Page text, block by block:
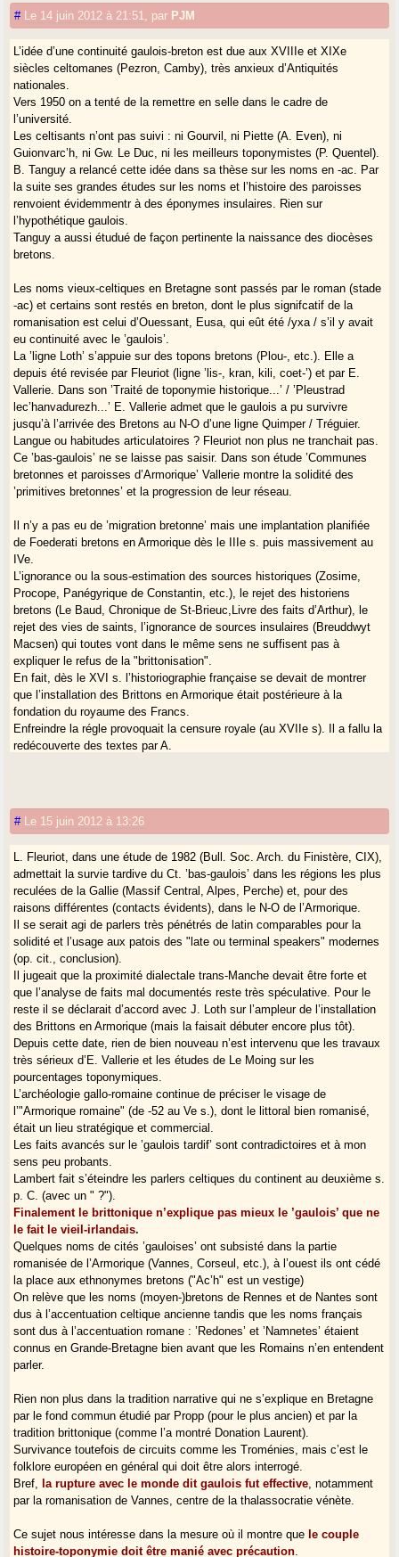
# Le 14 juin 2012 à 21:51 par PJM
L’idée d’une continuité gaulois-breton est due aux XVIIIe et XIXe
siècles celtomanes (Pezron, Camby), très anxieux d’Antiquités
nationales.
Vers 1950 on a tenté de la remettre en selle dans le cadre de
l’université.
Les celtisants n’ont pas suivi : ni Gourvil, ni Piette (A. Even), ni
Guionvarc’h, ni Gw. Le Duc, ni les meilleurs toponymistes (P. Quentel).
B. Tanguy a relancé cette idée dans sa thèse sur les noms en -ac. Par
la suite ses grandes études sur les noms et l’histoire des paroisses
renvoient évidemmentr à des éponymes insulaires. Rien sur
l’hypothétique gaulois.
Tanguy a aussi étudué de façon pertinente la naissance des diocèses
bretons.
Les noms vieux-celtiques en Bretagne sont passés par le roman (stade
-ac) et certains sont restés en breton, dont le plus signifcatif de la
romanisation est celui d’Ouessant, Eusa, qui eût été /yxa / s’il y avait
eu continuité avec le ’gaulois’.
La ’ligne Loth’ s’appuie sur des topons bretons (Plou-, etc.). Elle a
depuis été revisée par Fleuriot (ligne ’lis-, kran, kili, coet-’) et par E.
Vallerie. Dans son ’Traité de toponymie historique...’ / ’Pleustrad
lec’hanvadurezh...’ E. Vallerie admet que le gaulois a pu survivre
jusqu’à l’arrivée des Bretons au N-O d’une ligne Quimper / Tréguier.
Langue ou habitudes articulatoires ? Fleuriot non plus ne tranchait pas.
Ce ’bas-gaulois’ ne se laisse pas saisir. Dans son étude ’Communes
bretonnes et paroisses d’Armorique’ Vallerie montre la solidité des
’primitives bretonnes’ et la progression de leur réseau.
Il n’y a pas eu de ’migration bretonne’ mais une implantation planifiée
de Foederati bretons en Armorique dès le IIIe s. puis massivement au
IVe.
L’ignorance ou la sous-estimation des sources historiques (Zosime,
Procope, Panégyrique de Constantin, etc.), le rejet des historiens
bretons (Le Baud, Chronique de St-Brieuc,Livre des faits d’Arthur), le
rejet des vies de saints, l’ignorance de sources insulaires (Breuddwyt
Macsen) qui toutes vont dans le même sens ne suffisent pas à
expliquer le refus de la "brittonisation".
En fait, dès le XVI s. l’historiographie française se devait de montrer
que l’installation des Brittons en Armorique était postérieure à la
fondation du royaume des Francs.
Enfreindre la régle provoquait la censure royale (au XVIIe s). Il a fallu la
redécouverte des textes par A.
vide.
Il est de bon ton aujourd’hui de minorer le caractère massif des
implantations bretonnes. Effet de mode ? Sans doute pas seulement.
Il y aurait beaucoup à dire sur ces sujets. On ne saurait assez souligner
les ravages du mythe ’gaulois’ dans l’Hexagone. Le reste de l’Europe
parle de Celtes. Cf. M. Dillon et N. K. Chadwick, ’Celtic Realms’, V.
Kruta etc.
# Le 15 juin 2012 à 13:26
L. Fleuriot, dans une étude de 1982 (Bull. Soc. Arch. du Finistère, CIX),
admettait la survie tardive du Ct. ’bas-gaulois’ dans les régions les plus
reculées de la Gallie (Massif Central, Alpes, Perche) et, pour des
raisons différentes (contacts évidents), dans le N-O de l’Armorique.
Il se serait agi de parlers très pénétrés de latin comparables pour la
solidité et l’usage aux patois des "late ou terminal speakers" modernes
(op. cit., conclusion).
Il jugeait que la proximité dialectale trans-Manche devait être forte et
que l’analyse de faits mal documentés reste très spéculative. Pour le
reste il se déclarait d’accord avec J. Loth sur l’ampleur de l’installation
des Brittons en Armorique (mais la faisait débuter encore plus tôt).
Depuis cette date, rien de bien nouveau n’est intervenu que les travaux
très sérieux d’E. Vallerie et les études de Le Moing sur les
pourcentages toponymiques.
L’archéologie gallo-romaine continue de préciser le visage de
l’"Armorique romaine" (de -52 au Ve s.), dont le littoral bien romanisé,
était un lieu stratégique et commercial.
Les faits avancés sur le ’gaulois tardif’ sont contradictoires et à mon
sens peu probants.
Lambert fait s’éteindre les parlers celtiques du continent au deuxième s.
p. C. (avec un " ?").
Finalement le brittonique n’explique pas mieux le ’gaulois’ que ne
le fait le vieil-irlandais.
Quelques noms de cités ’gauloises’ ont subsisté dans la partie
romanisée de l’Armorique (Vannes, Corseul, etc.), à l’ouest ils ont cédé
la place aux ethnonymes bretons ("Ac’h" est un vestige)
On relève que les noms (moyen-)bretons de Rennes et de Nantes sont
dus à l’accentuation celtique ancienne tandis que les noms français
sont dus à l’accentuation romane : ’Redones’ et ’Namnetes’ étaient
connus en Grande-Bretagne bien avant que les Romains n’en entendent
parler.
Rien non plus dans la tradition narrative qui ne s’explique en Bretagne
par le fond commun étudié par Propp (pour le plus ancien) et par la
tradition brittonique (comme l’a montré Donation Laurent).
Survivance toutefois de circuits comme les Troménies, mais c’est le
folklore européen en général qui doit être alors interrogé.
Bref,
la rupture avec le monde dit gaulois fut effective , notamment
par la romanisation de Vannes, centre de la thalassocratie vénète.
Ce sujet nous intéresse dans la mesure où il montre que le couple
histoire-toponymie doit être manié avec précaution